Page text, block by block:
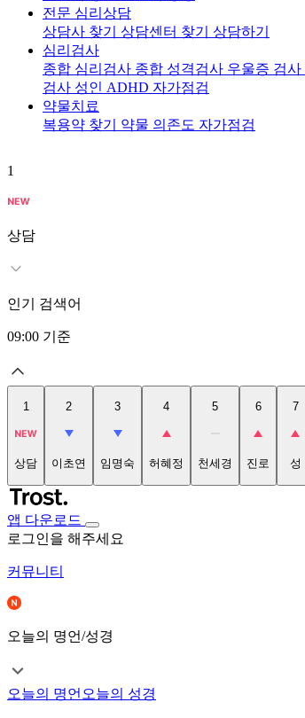
전문 심리상담
상담사 찾기 상담센터 찾기 상담하기
심리검사
종합 심리검사 종합 성격검사 우울증 검사
검사 성인 ADHD 자가점검
약물치료
복용약 찾기 약물 의존도 자가점검
1
상담
인기 검색어
09:00 기준
1
상담
2
이초연
3
임명숙
4
허혜정
5
천세경
6
진로
7
성
앱 다운로드
로그인을 해주세요
커뮤니티
오늘의 명언/성경
오늘의 명언 오늘의 성경